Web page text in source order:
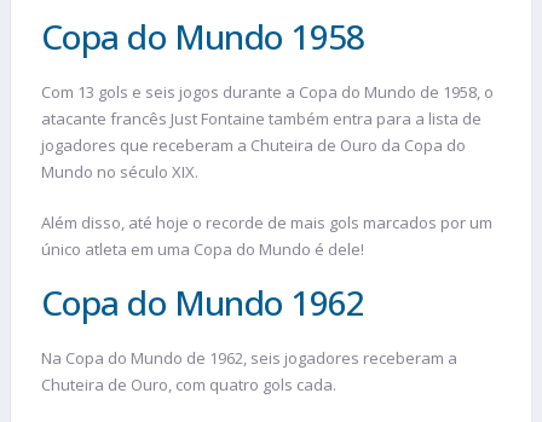
Copa do Mundo 1958
Com 13 gols e seis jogos durante a Copa do Mundo de 1958, o
atacante francês Just Fontaine também entra para a lista de
jogadores que receberam a Chuteira de Ouro da Copa do
Mundo no século XIX.
Além disso, até hoje o recorde de mais gols marcados por um
único atleta em uma Copa do Mundo é dele!
Copa do Mundo 1962
Na Copa do Mundo de 1962, seis jogadores receberam a
Chuteira de Ouro, com quatro gols cada.